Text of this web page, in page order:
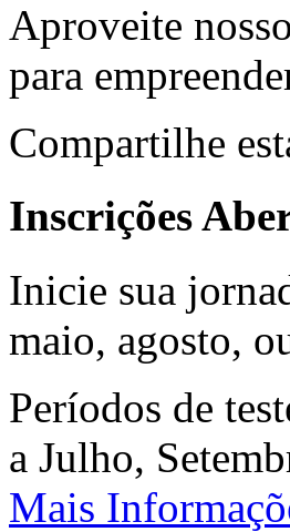
Aproveite
para
Compartilhe
Inscrições
Inicie sua
maio, agosto,
Períodos de
a Julho,
Mais